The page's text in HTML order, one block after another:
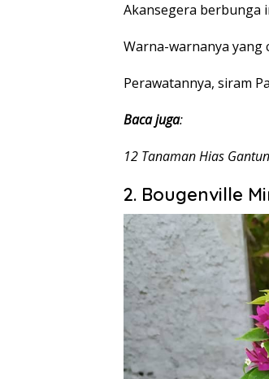
Akansegera berbunga
Warna-warnanya yang
Perawatannya, siram
Baca juga:
12 Tanaman Hias
2. Bougenville